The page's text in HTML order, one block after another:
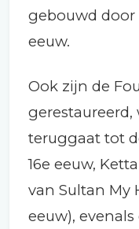
gebouwd door
eeuw.
Ook zijn de
teruggaat tot
16e eeuw,
van Sultan My
eeuw),